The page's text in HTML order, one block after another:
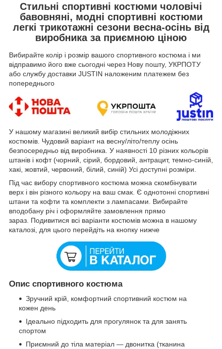
Стильні спортивні костюми чоловічі
бавовняні, модні спортивні костюми
легкі трикотажні сезони весна-осінь від
виробника за приємною ціною
Вибирайте колір і розмір вашого спортивного костюма і ми
відправимо його вже сьогодні через Нову пошту, УКРПОТУ
або службу доставки JUSTIN наложеним платежем без
попереднього
У нашому магазині великий вибір стильних молодіжних
костюмів. Чудовий варіант на весну/літо/теплу осінь
безпосередньо від виробника. У наявності 10 різних кольорів
штанів і кофт (чорний, сірий, бордовий, антрацит, темно-синій,
хакі, жовтий, червоний, білий, синій) Усі доступні розміри.
Під час вибору спортивного костюма можна скомбінувати
верх і він різного кольору на ваш смак. Є однотонні спортивні
штани та кофти та комплекти з лампасами. Вибирайте
вподобану річ і оформляйте замовлення прямо
зараз. Подивитися всі варіанти костюмів можна в нашому
каталозі, для цього перейдіть на кнопку нижче
Опис спортивного костюма
Зручний крій, комфортний спортивний костюм на
кожен день
Ідеально підходить для прогулянок та для занять
спортом
Приємний до тіла матеріал — двонитка (тканина